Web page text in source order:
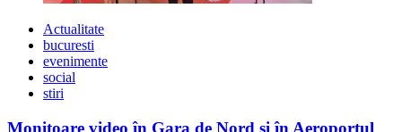
Actualitate
bucuresti
evenimente
social
stiri
Monitoare video în Gara de Nord și în Aeroportul